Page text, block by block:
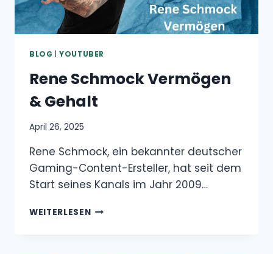
BLOG |YOUTUBER
Rene Schmock Vermögen
& Gehalt
April 26, 2025
Rene Schmock, ein bekannter deutscher
Gaming-Content-Ersteller, hat seit dem
Start seines Kanals im Jahr 2009…
WEITERLESENRENE